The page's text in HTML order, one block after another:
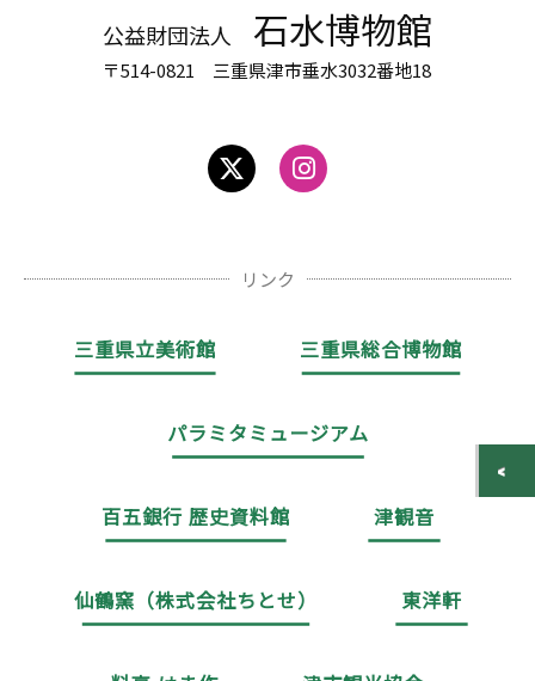
公益財団法人 石水博物館
〒514-0821 三重県津市垂水3032番地18
リンク
三重県立美術館 三重県総合博物館
パラミタミュージアム
百五銀行 歴史資料館 津観音
仙鶴窯（株式会社ちとせ） 東洋軒